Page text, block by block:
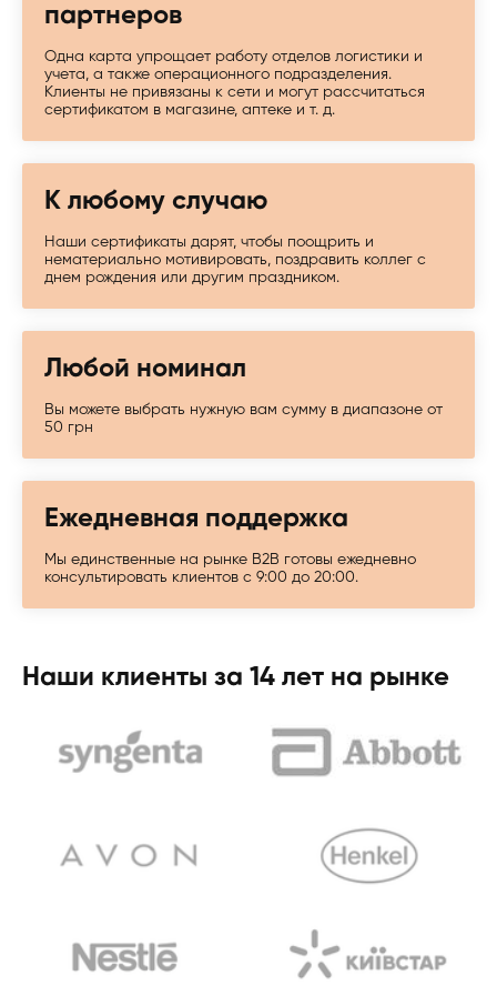
партнеров
Одна карта упрощает работу отделов логистики и
учета, а также операционного подразделения.
Клиенты не привязаны к сети и могут рассчитаться
сертификатом в магазине, аптеке и т. д.
К любому случаю
Наши сертификаты дарят, чтобы поощрить и
нематериально мотивировать, поздравить коллег с
днем рождения или другим праздником.
Любой номинал
Вы можете выбрать нужную вам сумму в диапазоне от
50 грн
Ежедневная поддержка
Мы единственные на рынке B2B готовы ежедневно
консультировать клиентов с 9:00 до 20:00.
Наши клиенты за 14 лет на рынке